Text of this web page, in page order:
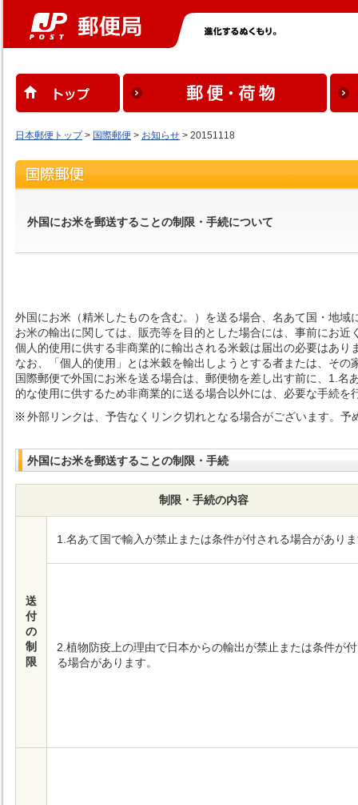
日本郵便トップ> 国際郵便 > お知らせ > 20151118
外国にお米を郵送することの制限・手続について
外国にお米（精米したものを含む。）を送る場合、名あて国・地
お米の輸出に関しては、販売等を目的とした場合には、事前にお
個人的使用に供する非商業的に輸出される米穀は届出の必要はあり
なお、「個人的使用」とは米穀を輸出しようとする者または、そ
国際郵便で外国にお米を送る場合は、郵便物を差し出す前に、1.
的な使用に供するため非商業的に送る場合以外には、必要な手続を
外部リンクは、予告なくリンク切れとなる場合がございます。予
外国にお米を郵送することの制限・手続
制限・手続の内容
送
付
の
制
限
1.名あて国で輸入が禁止または条件が付される場合があり
2.植物防疫上の理由で日本からの輸出が禁止または条件が
る場合があります。